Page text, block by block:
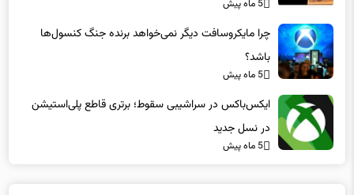
چرا مایکروسافت دیگر نمی‌خواهد برنده جنگ کنسول‌ها
باشد؟
5 ماه پیش
ایکس‌باکس در سراشیبی سقوط؛ برتری قاطع پلی‌استیشن
در نسل جدید